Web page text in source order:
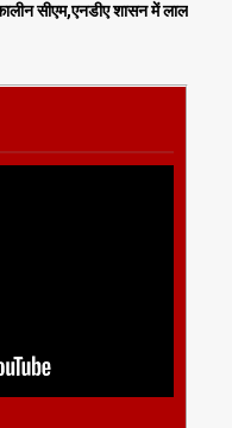
सलाम का हुआ अंत-सम्राट चौधरी,गृह